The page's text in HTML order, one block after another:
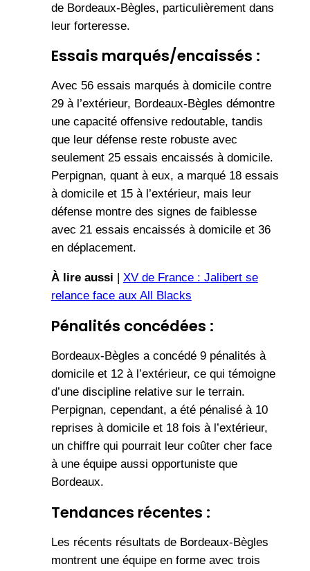
de Bordeaux-Bègles, particulièrement dans
leur forteresse.
Essais marqués/encaissés :
Avec 56 essais marqués à domicile contre
29 à l’extérieur, Bordeaux-Bègles démontre
une capacité offensive redoutable, tandis
que leur défense reste robuste avec
seulement 25 essais encaissés à domicile.
Perpignan, quant à eux, a marqué 18 essais
à domicile et 15 à l’extérieur, mais leur
défense montre des signes de faiblesse
avec 21 essais encaissés à domicile et 36
en déplacement.
À lire aussi
XV de France : Jalibert se
relance face aux All Blacks
Pénalités concédées :
Bordeaux-Bègles a concédé 9 pénalités à
domicile et 12 à l’extérieur, ce qui témoigne
d’une discipline relative sur le terrain.
Perpignan, cependant, a été pénalisé à 10
reprises à domicile et 18 fois à l’extérieur,
un chiffre qui pourrait leur coûter cher face
à une équipe aussi opportuniste que
Bordeaux.
Tendances récentes :
Les récents résultats de Bordeaux-Bègles
montrent une équipe en forme avec trois